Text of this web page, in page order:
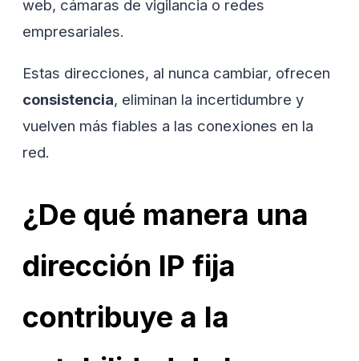
web, cámaras de vigilancia o redes
empresariales.
Estas direcciones, al nunca cambiar, ofrecen
consistencia, eliminan la incertidumbre y
vuelven más fiables a las conexiones en la
red.
¿De qué manera una
dirección IP fija
contribuye a la